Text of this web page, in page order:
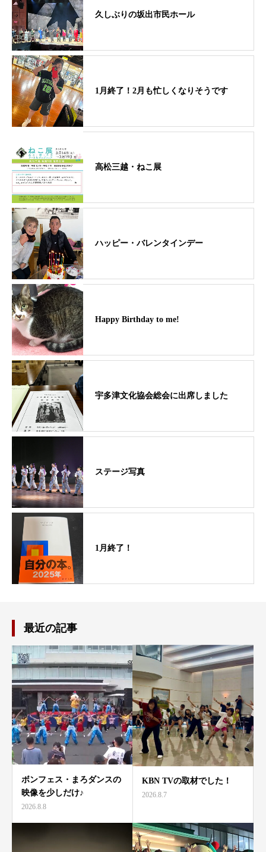
久しぶりの坂出市民ホール
1月終了！2月も忙しくなりそうです
高松三越・ねこ展
ハッピー・バレンタインデー
Happy Birthday to me!
宇多津文化協会総会に出席しました
ステージ写真
1月終了！
最近の記事
ボンフェス・まろダンスの
映像を少しだけ♪
2026.8.8
KBN TVの取材でした！
2026.8.7